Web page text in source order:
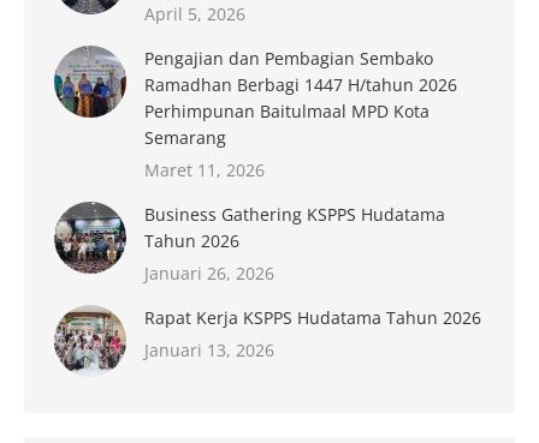
April 5, 2026
Pengajian dan Pembagian Sembako
Ramadhan Berbagi 1447 H/tahun 2026
Perhimpunan Baitulmaal MPD Kota
Semarang
Maret 11, 2026
Business Gathering KSPPS Hudatama
Tahun 2026
Januari 26, 2026
Rapat Kerja KSPPS Hudatama Tahun 2026
Januari 13, 2026